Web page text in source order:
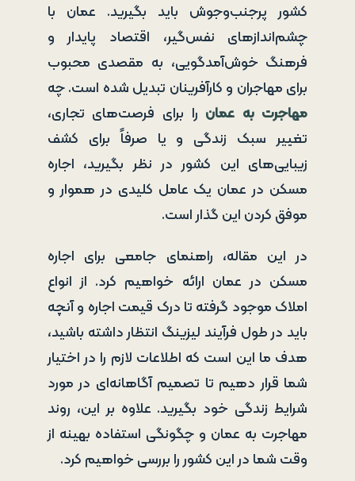
کشور پرجنب‌وجوش باید بگیرید. عمان با
چشم‌اندازهای نفس‌گیر، اقتصاد پایدار و
فرهنگ خوش‌آمدگویی، به مقصدی محبوب
برای مهاجران و کارآفرینان تبدیل شده است. چه
مهاجرت به عمان را برای فرصت‌های تجاری،
تغییر سبک زندگی و یا صرفاً برای کشف
زیبایی‌های این کشور در نظر بگیرید، اجاره
مسکن در عمان یک عامل کلیدی در هموار و
موفق کردن این گذار است.
در این مقاله، راهنمای جامعی برای اجاره
مسکن در عمان ارائه خواهیم کرد. از انواع
املاک موجود گرفته تا درک قیمت اجاره و آنچه
باید در طول فرآیند لیزینگ انتظار داشته باشید،
هدف ما این است که اطلاعات لازم را در اختیار
شما قرار دهیم تا تصمیم آگاهانه‌ای در مورد
شرایط زندگی خود بگیرید. علاوه بر این، روند
مهاجرت به عمان و چگونگی استفاده بهینه از
وقت شما در این کشور را بررسی خواهیم کرد.